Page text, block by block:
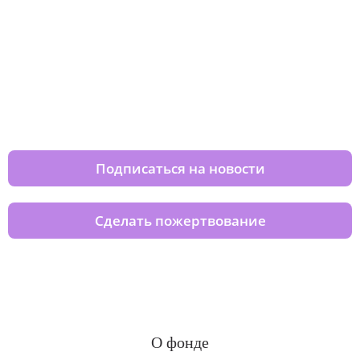
Подписаться на новости
Сделать пожертвование
О фонде